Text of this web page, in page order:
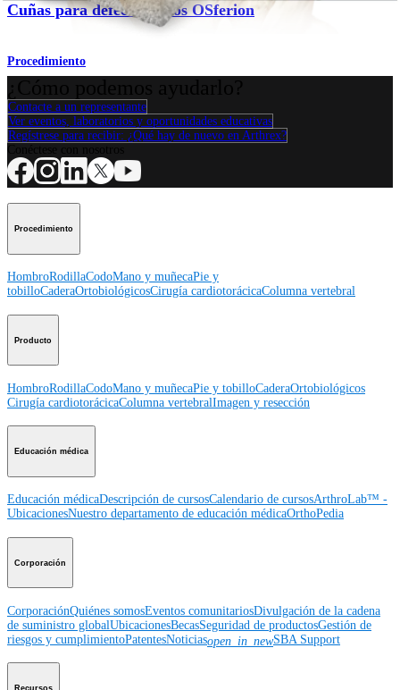
Cuñas para defectos óseos OSferion
Procedimiento
Contacte a un representante
Ver eventos, laboratorios y oportunidades educativas
Regístrese para recibir: ¿Qué hay de nuevo en Arthrex?
Procedimiento
HombroRodillaCodoMano y muñecaPie y
tobilloCaderaOrtobiológicosCirugía cardiotorácicaColumna vertebral
Producto
HombroRodillaCodoMano y muñecaPie y tobilloCaderaOrtobiológicos
Cirugía cardiotorácicaColumna vertebralImagen y resección
Educación médica
Educación médicaDescripción de cursosCalendario de cursosArthroLab™ -
UbicacionesNuestro departamento de educación médicaOrthoPedia
Corporación
CorporaciónQuiénes somosEventos comunitariosDivulgación de la cadena
de suministro globalUbicacionesBecasSeguridad de productosGestión de
riesgos y cumplimientoPatentesNoticiasopen_in_newSBA Support
Recursos